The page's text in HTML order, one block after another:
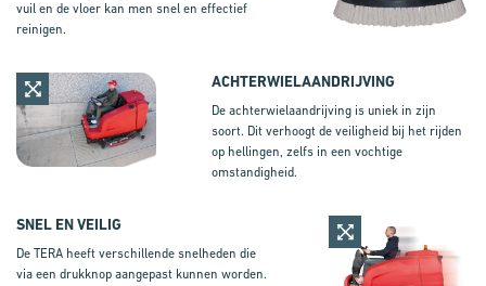
vuil en de vloer kan men snel en effectief
reinigen.
ACHTERWIELAANDRIJVING
De achterwielaandrijving is uniek in zijn
soort. Dit verhoogt de veiligheid bij het rijden
op hellingen, zelfs in een vochtige
omstandigheid.
SNEL EN VEILIG
De TERA heeft verschillende snelheden die
via een drukknop aangepast kunnen worden.